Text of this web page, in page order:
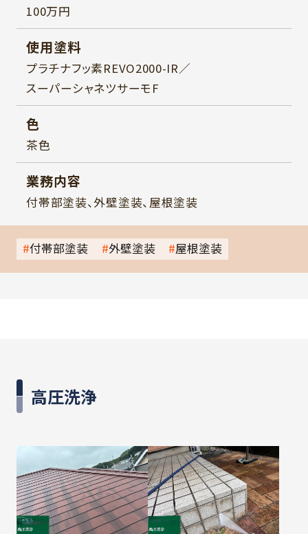
100万円
使用塗料
プラチナフッ素REVO2000-IR／
スーパーシャネツサーモF
色
茶色
業務内容
付帯部塗装、外壁塗装、屋根塗装
付帯部塗装 外壁塗装 屋根塗装
高圧洗浄